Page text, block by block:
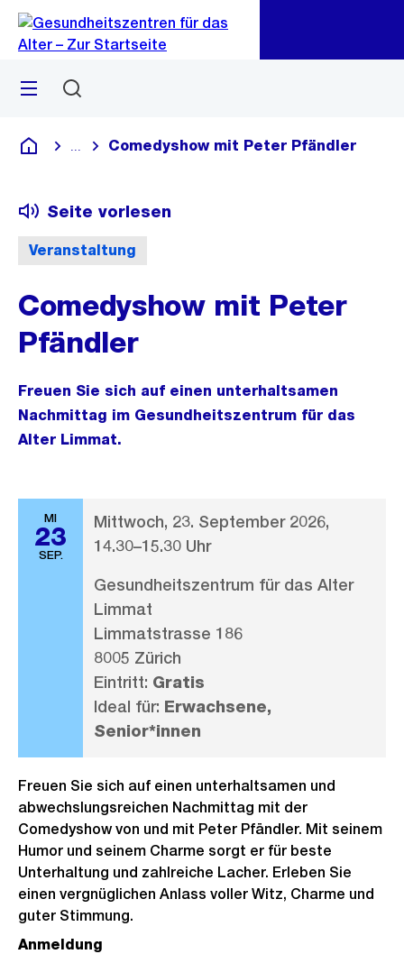
Navigation
Sprunglink
Menü
Gesundheitszentren für das Alter
Blende alle Breadcrumbs ein
Comedyshow mit Peter Pfändler
Veranstaltung
Seite vorlesen
Comedyshow mit Peter
Pfändler
Freuen Sie sich auf einen unterhaltsamen
Nachmittag im Gesundheitszentrum für das
Alter Limmat.
MI
23
SEP.
Mittwoch, 23. September 2026,
14.30–15.30 Uhr
Gesundheitszentrum für das Alter
Limmat
Limmatstrasse 186
8005 Zürich
Eintritt: Gratis
Ideal für: Erwachsene,
Senior*innen
Freuen Sie sich auf einen unterhaltsamen und
abwechslungsreichen Nachmittag mit der
Comedyshow von und mit Peter Pfändler. Mit seinem
Humor und seinem Charme sorgt er für beste
Unterhaltung und zahlreiche Lacher. Erleben Sie
einen vergnüglichen Anlass voller Witz, Charme und
guter Stimmung.
Anmeldung